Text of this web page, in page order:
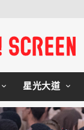
星光大道